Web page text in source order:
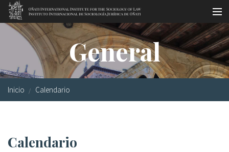
Pasar al contenido principal
Master oficial
Workshops
Visitas
Biblioteca
Sociología jurídica
General
Inicio Calendario
Calendario